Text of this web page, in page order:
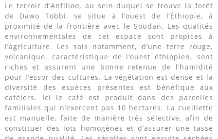
Le terroir d’Anfilloo, au sein duquel se trouve la forêt
de Dawo Tobbi, se situe à l’ouest de l’Éthiopie, à
proximité de la frontière avec le Soudan. Les qualités
environnementales de cet espace sont propices à
l’agriculture. Les sols notamment, d’une terre rouge,
volcanique, caractéristique de l’ouest éthiopien, sont
riches et assurent une bonne retenue de l’humidité
pour l’essor des cultures. La végétation est dense et la
diversité des espèces présentes est bénéfique aux
caféiers. Ici le café est produit dans des parcelles
familiales qui n’exercent pas 10 hectares. La cueillette
est manuelle, faite de manière très sélective, afin de
constituer des lots homogènes et d’assurer une tasse